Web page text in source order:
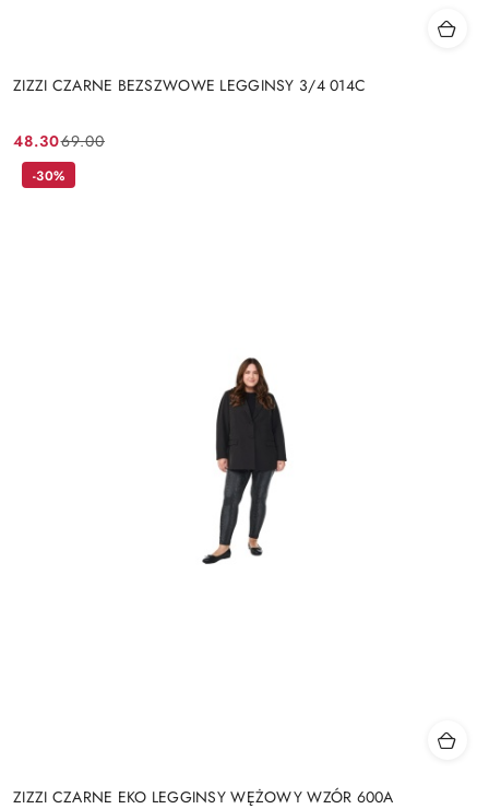
ZIZZI CZARNE BEZSZWOWE LEGGINSY 3/4 014C
Cena
promocyjna:
48.30
Cena
przed
69.00
ZIZZI CZARNE EKO LEGGINSY WĘŻOWY WZÓR 600A
-30%